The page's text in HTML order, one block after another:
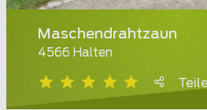
Maschendrahtzaun
4566 Halten